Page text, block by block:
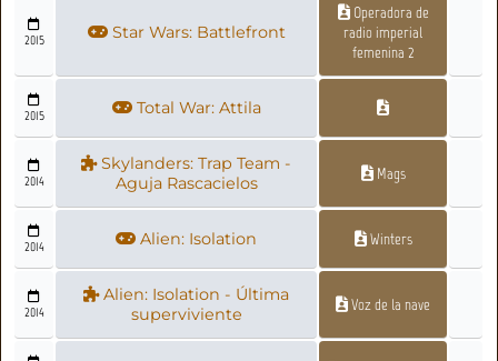
2015 Star Wars: Battlefront
Operadora de
radio imperial
femenina 2
2015 Total War: Attila
2014
Skylanders: Trap Team -
Aguja Rascacielos
Mags
2014 Alien: Isolation Winters
2014
Alien: Isolation - Última
superviviente
Voz de la nave